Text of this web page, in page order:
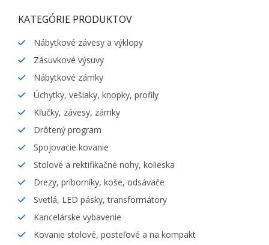
KATEGÓRIE PRODUKTOV
Nábytkové závesy a výklopy
Zásuvkové výsuvy
Nábytkové zámky
Úchytky, vešiaky, knopky, profily
Kľučky, závesy, zámky
Drôtený program
Spojovacie kovanie
Stolové a rektifikačné nohy, kolieska
Drezy, príborníky, koše, odsávače
Svetlá, LED pásky, transformátory
Kancelárske vybavenie
Kovanie stolové, posteľové a na kompakt